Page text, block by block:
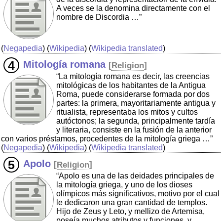
A veces se la denomina directamente con el
nombre de Discordia …”
(Negapedia) (Wikipedia) (Wikipedia translated)
Mitología romana [Religion]
“La mitología romana es decir, las creencias
mitológicas de los habitantes de la Antigua
Roma, puede considerarse formada por dos
partes: la primera, mayoritariamente antigua y
ritualista, representaba los mitos y cultos
autóctonos; la segunda, principalmente tardía
y literaria, consiste en la fusión de la anterior
con varios préstamos, procedentes de la mitología griega …”
(Negapedia) (Wikipedia) (Wikipedia translated)
Apolo [Religion]
“Apolo es una de las deidades principales de
la mitología griega, y uno de los dioses
olímpicos más significativos, motivo por el cual
le dedicaron una gran cantidad de templos.
Hijo de Zeus y Leto, y mellizo de Artemisa,